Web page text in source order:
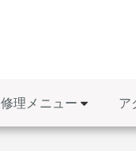
修理メニュー ア